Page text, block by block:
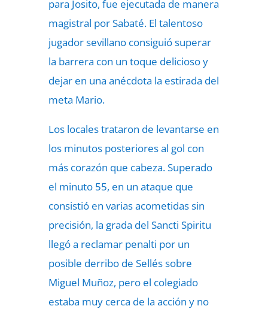
para Josito, fue ejecutada de manera
magistral por Sabaté. El talentoso
jugador sevillano consiguió superar
la barrera con un toque delicioso y
dejar en una anécdota la estirada del
meta Mario.
Los locales trataron de levantarse en
los minutos posteriores al gol con
más corazón que cabeza. Superado
el minuto 55, en un ataque que
consistió en varias acometidas sin
precisión, la grada del Sancti Spiritu
llegó a reclamar penalti por un
posible derribo de Sellés sobre
Miguel Muñoz, pero el colegiado
estaba muy cerca de la acción y no